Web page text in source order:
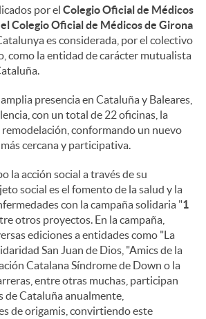
por el Colegio Oficial de Médicos
Colegio Oficial de Médicos de Girona
es considerada, por el colectivo
como la entidad de carácter mutualista
presencia en Cataluña y Baleares,
con un total de 22 oficinas, la
conformando un nuevo
cercana y participativa.
la acción social a través de su
social es el fomento de la salud y la
con la campaña solidaria "1
otros proyectos. En la campaña,
ediciones a entidades como "La
San Juan de Dios, "Amics de la
Catalana Síndrome de Down o la
entre otras muchas, participan
de Cataluña anualmente,
de origamis, convirtiendo este